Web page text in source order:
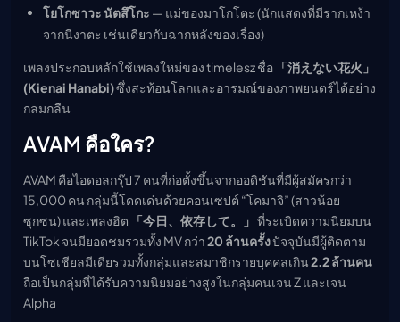
โยโกซาวะ นัตสึโกะ — แม่ของมาโกโตะ (นักแสดงที่มีรากเหง้า
จากนีงาตะ เช่นเดียวกับฉากหลังของเรื่อง)
เพลงประกอบหลักใช้เพลงใหม่ของ timelesz ชื่อ 「消えない花火」
(Kienai Hanabi)ซึ่งสะท้อนโลกและอารมณ์ของภาพยนตร์ได้อย่าง
กลมกลืน
AVAM คือใคร?
AVAM คือไอดอลกรุ๊ป 7 คนที่ก่อตั้งขึ้นจากออดิชันที่มีผู้สมัครกว่า
15,000 คน กลุ่มนี้โดดเด่นด้วยคอนเซปต์ “โคมาจิ” (สาวน้อย
ซุกซน) และเพลงฮิต
「今日、依存して。」 ที่ระเบิดความนิยมบน
TikTok จนมียอดชมรวมทั้ง MV กว่า20 ล้านครั้งปัจจุบันมีผู้ติดตาม
บนโซเชียลมีเดียรวมทั้งกลุ่มและสมาชิกรายบุคคลเกิน2.2 ล้านคน
ถือเป็นกลุ่มที่ได้รับความนิยมอย่างสูงในกลุ่มคนเจน Z และเจน
Alpha